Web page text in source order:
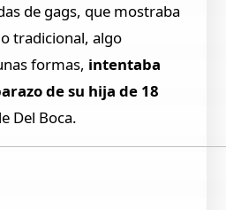
de gags, que mostraba
tradicional, algo
formas, intentaba
de su hija de 18
Del Boca.